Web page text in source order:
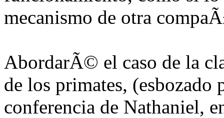
mecanismo de otra
AbordarÃ© el caso de la
de los primates,
conferencia de Nathaniel,